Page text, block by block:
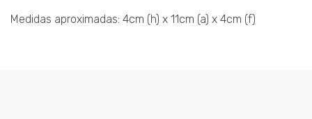
Medidas aproximadas: 4cm (h) x 11cm (a) x 4cm (f)